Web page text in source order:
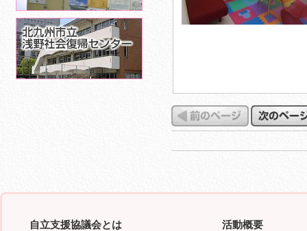
自立支援協議会とは 活動概要